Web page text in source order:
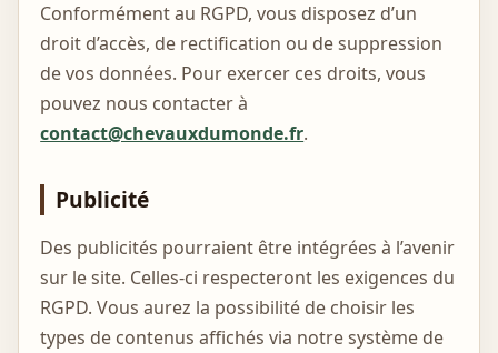
Conformément au RGPD, vous disposez d’un
droit d’accès, de rectification ou de suppression
de vos données. Pour exercer ces droits, vous
pouvez nous contacter à
contact@chevauxdumonde.fr.
Publicité
Des publicités pourraient être intégrées à l’avenir
sur le site. Celles-ci respecteront les exigences du
RGPD. Vous aurez la possibilité de choisir les
types de contenus affichés via notre système de